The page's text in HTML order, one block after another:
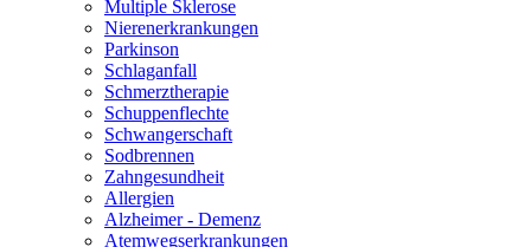
Multiple Sklerose
Nierenerkrankungen
Parkinson
Schlaganfall
Schmerztherapie
Schuppenflechte
Schwangerschaft
Sodbrennen
Zahngesundheit
Allergien
Alzheimer - Demenz
Atemwegserkrankungen